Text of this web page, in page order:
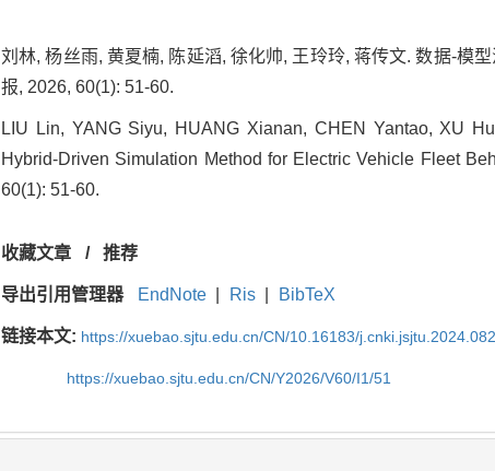
刘林, 杨丝雨, 黄夏楠, 陈延滔, 徐化帅, 王玲玲, 蒋传文. 数据-模
报, 2026, 60(1): 51-60.
LIU Lin, YANG Siyu, HUANG Xianan, CHEN Yantao, XU
Hybrid-Driven Simulation Method for Electric Vehicle Fleet
60(1): 51-60.
收藏文章 / 推荐
导出引用管理器 EndNote Ris BibTeX
链接本文: https://xuebao.sjtu.edu.cn/CN/10.16183/j.cnki.jsjtu.2024.082
https://xuebao.sjtu.edu.cn/CN/Y2026/V60/I1/51